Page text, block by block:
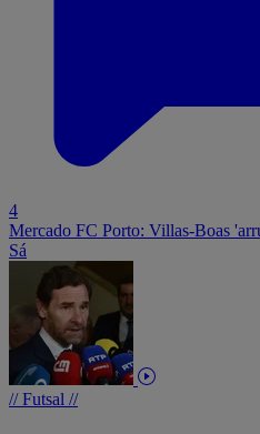
4
Mercado FC Porto: Villas-Boas
Sá
// Futsal //